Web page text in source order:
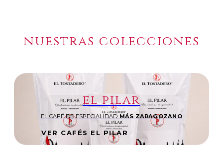
nuestras colecciones
VER CAFÉS EL PILAR
el pilar
EL CAFÉ DE ESPECIALIDAD MÁS ZARAGOZANO